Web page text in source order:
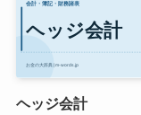
ヘッジ会計